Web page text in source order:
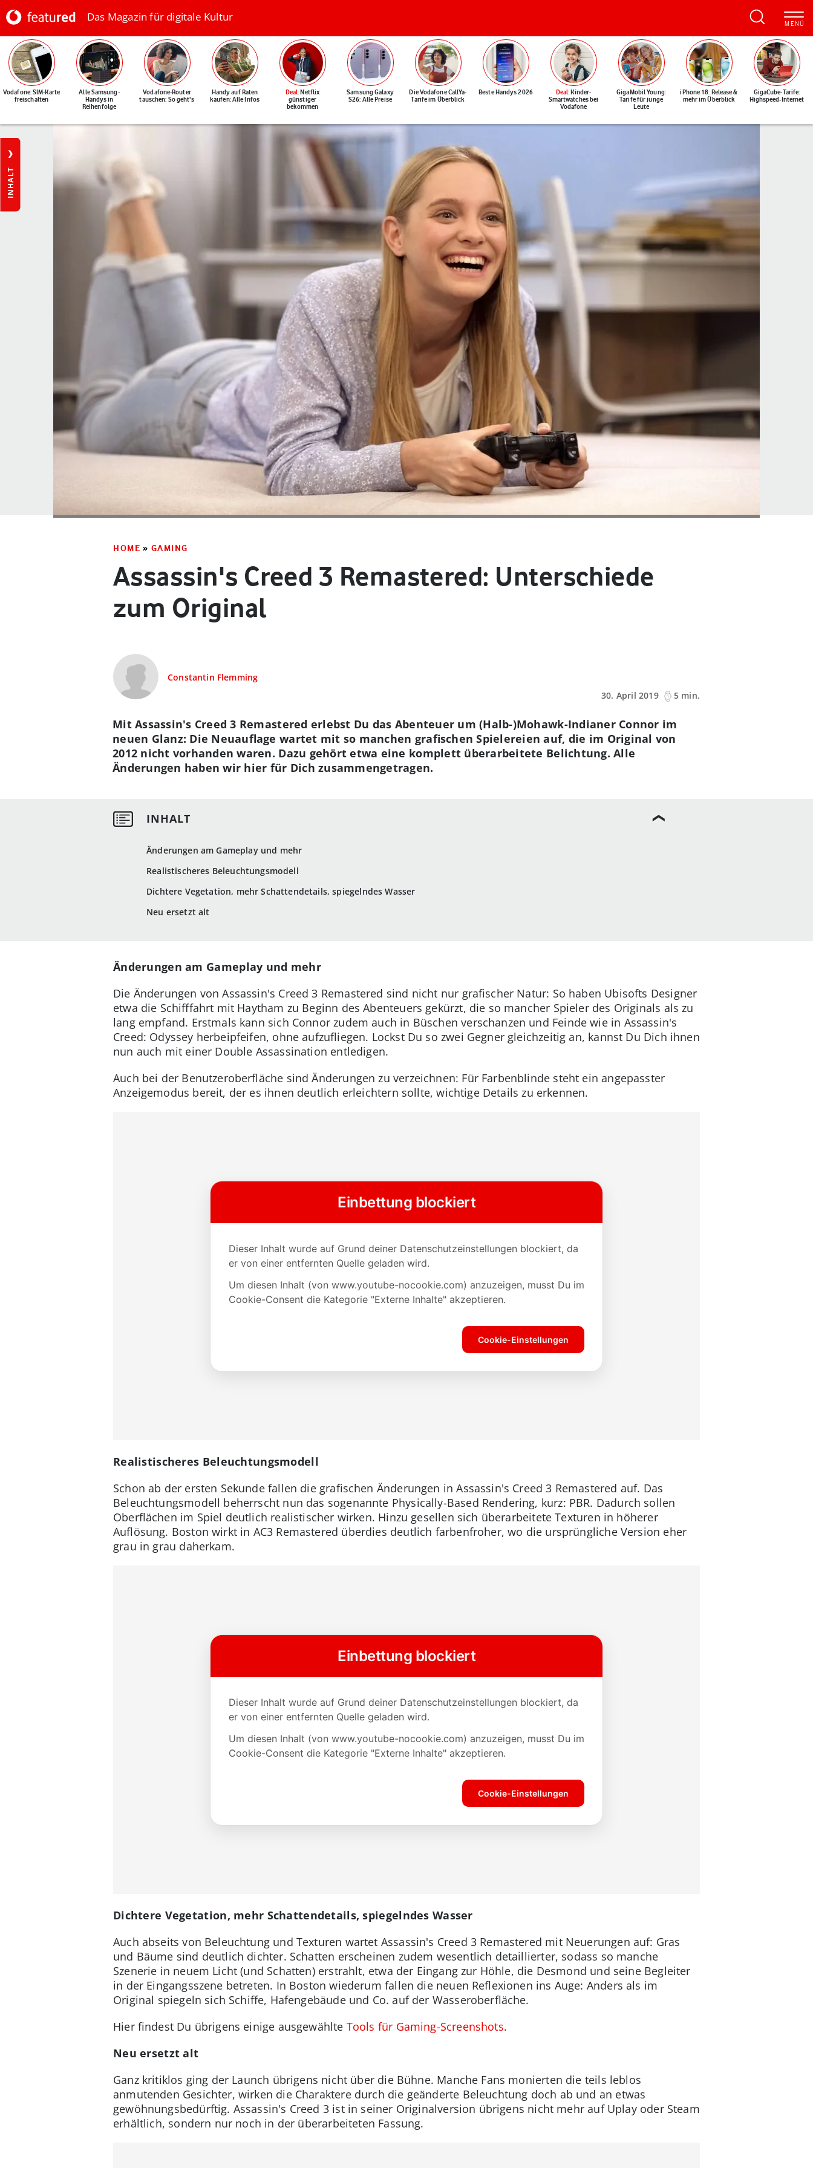
Das Magazin für digitale Kultur
Vodafone: SIM-Karte
freischalten
Alle Samsung-
Handys in
Reihenfolge
Vodafone-Router
tauschen: So geht's
Handy auf Raten
kaufen: Alle Infos
Deal: Netflix
günstiger
bekommen
Samsung Galaxy
S26: Alle Preise
Die Vodafone CallYa-
Tarife im Überblick
Beste Handys 2026 Deal: Kinder-
Smartwatches bei
Vodafone
GigaMobil Young:
Tarife für junge
Leute
iPhone 18: Release &
mehr im Überblick
GigaCube-Tarife:
Highspeed-Internet
INHALT
HOME » GAMING
Assassin's Creed 3 Remastered: Unterschiede
zum Original
Constantin Flemming
30. April 2019
5 min.
Änderungen am Gameplay und mehr
Realistischeres Beleuchtungsmodell
Dichtere Vegetation, mehr Schattendetails, spiegelndes Wasser
Neu ersetzt alt
Mit Assassin's Creed 3 Remastered erlebst Du das Abenteuer um (Halb-)Mohawk-Indianer Connor im
neuen Glanz: Die Neuauflage wartet mit so manchen grafischen Spielereien auf, die im Original von
2012 nicht vorhanden waren. Dazu gehört etwa eine komplett überarbeitete Belichtung. Alle
Änderungen haben wir hier für Dich zusammengetragen.
Änderungen am Gameplay und mehr
Die Änderungen von Assassin's Creed 3 Remastered sind nicht nur grafischer Natur: So haben Ubisofts Designer
etwa die Schifffahrt mit Haytham zu Beginn des Abenteuers gekürzt, die so mancher Spieler des Originals als zu
lang empfand. Erstmals kann sich Connor zudem auch in Büschen verschanzen und Feinde wie in Assassin's
Creed: Odyssey herbeipfeifen, ohne aufzufliegen. Lockst Du so zwei Gegner gleichzeitig an, kannst Du Dich ihnen
nun auch mit einer Double Assassination entledigen.
Auch bei der Benutzeroberfläche sind Änderungen zu verzeichnen: Für Farbenblinde steht ein angepasster
Anzeigemodus bereit, der es ihnen deutlich erleichtern sollte, wichtige Details zu erkennen.
Realistischeres Beleuchtungsmodell
Schon ab der ersten Sekunde fallen die grafischen Änderungen in Assassin's Creed 3 Remastered auf. Das
Beleuchtungsmodell beherrscht nun das sogenannte Physically-Based Rendering, kurz: PBR. Dadurch sollen
Oberflächen im Spiel deutlich realistischer wirken. Hinzu gesellen sich überarbeitete Texturen in höherer
Auflösung. Boston wirkt in AC3 Remastered überdies deutlich farbenfroher, wo die ursprüngliche Version eher
grau in grau daherkam.
Dichtere Vegetation, mehr Schattendetails, spiegelndes Wasser
Auch abseits von Beleuchtung und Texturen wartet Assassin's Creed 3 Remastered mit Neuerungen auf: Gras
und Bäume sind deutlich dichter. Schatten erscheinen zudem wesentlich detaillierter, sodass so manche
Szenerie in neuem Licht (und Schatten) erstrahlt, etwa der Eingang zur Höhle, die Desmond und seine Begleiter
in der Eingangsszene betreten. In Boston wiederum fallen die neuen Reflexionen ins Auge: Anders als im
Original spiegeln sich Schiffe, Hafengebäude und Co. auf der Wasseroberfläche.
Hier findest Du übrigens einige ausgewählte Tools für Gaming-Screenshots.
Neu ersetzt alt
Ganz kritiklos ging der Launch übrigens nicht über die Bühne. Manche Fans monierten die teils leblos
anmutenden Gesichter, wirken die Charaktere durch die geänderte Beleuchtung doch ab und an etwas
gewöhnungsbedürftig. Assassin's Creed 3 ist in seiner Originalversion übrigens nicht mehr auf Uplay oder Steam
erhältlich, sondern nur noch in der überarbeiteten Fassung.